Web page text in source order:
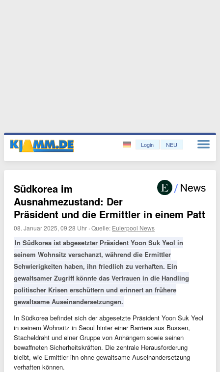
Login NEU
Südkorea im
Ausnahmezustand: Der
Präsident und die Ermittler in einem Patt
08. Januar 2025, 09:28 Uhr ·Quelle: Eulerpool News
In Südkorea ist abgesetzter Präsident Yoon Suk Yeol in
seinem Wohnsitz verschanzt, während die Ermittler
Schwierigkeiten haben, ihn friedlich zu verhaften. Ein
gewaltsamer Zugriff könnte das Vertrauen in die Handling
politischer Krisen erschüttern und erinnert an frühere
gewaltsame Auseinandersetzungen.
In Südkorea befindet sich der abgesetzte Präsident Yoon Suk Yeol
in seinem Wohnsitz in Seoul hinter einer Barriere aus Bussen,
Stacheldraht und einer Gruppe von Anhängern sowie seinen
bewaffneten Sicherheitskräften. Die zentrale Herausforderung
bleibt, wie Ermittler ihn ohne gewaltsame Auseinandersetzung
verhaften können.